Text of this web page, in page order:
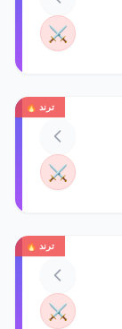
⚔️
ترند 🔥
⚔️
ترند 🔥
⚔️